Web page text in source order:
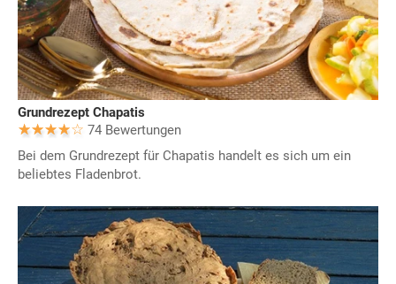
Grundrezept Chapatis
74 Bewertungen
Bei dem Grundrezept für Chapatis handelt es sich um ein
beliebtes Fladenbrot.